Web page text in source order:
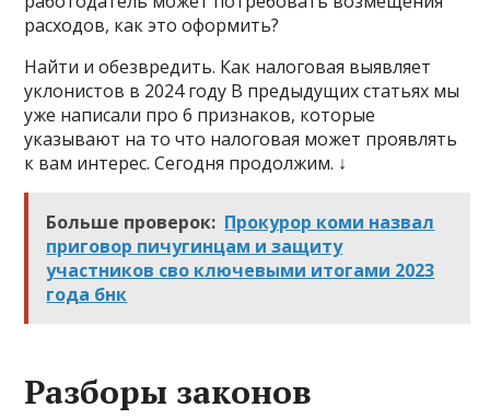
расходов, как это оформить?
Найти и обезвредить. Как налоговая выявляет
уклонистов в 2024 году В предыдущих статьях мы
уже написали про 6 признаков, которые
указывают на то что налоговая может проявлять
к вам интерес. Сегодня продолжим. ↓
Больше проверок: Прокурор коми назвал
приговор пичугинцам и защиту
участников сво ключевыми итогами 2023
года бнк
Разборы законов